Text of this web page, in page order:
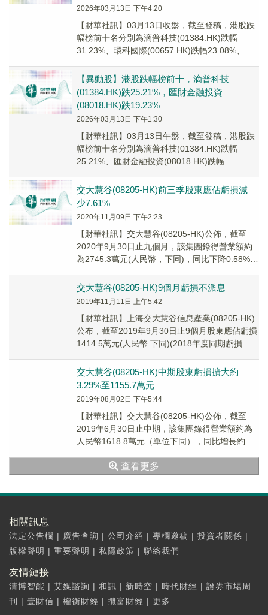
2026年03月13日 下午4:20
【財華社訊】03月13日收盤，截至發稿，港股跌
幅榜前十名分別為滴普科技(01384.HK)跌幅
31.23%、環科國際(00657.HK)跌幅23.08%、錦
【異動股】港股跌幅榜前十，滴普科技
(01384.HK)跌25.21%，匯財金融投資
(08018.HK)跌19.23%
2026年03月13日 下午1:30
【財華社訊】03月13日午盤，截至發稿，港股跌
幅榜前十名分別為滴普科技(01384.HK)跌幅
25.21%、匯財金融投資(08018.HK)跌幅
交大慧谷(08205-HK)前三季股東應佔虧損減
少7.61%
2020年11月09日 下午2:23
【財華社訊】交大慧谷(08205-HK)公佈，截至
2020年9月30日止九個月，該集團錄得營業額約
為2745.3萬元(人民幣，下同)，同比下降0.58%。
交大慧谷(08205-HK)9個月虧損不派息
2019年11月11日 上午5:42
【財華社訊】上海交大慧谷信息產業(08205-HK)
公布，截至2019年9月30日止9個月股東應佔虧損
1414.5萬元(人民幣.下同)(2018年度同期虧損
交大慧谷(08205-HK)中期股東虧損擴大約
3.29%至1155.7萬元
2019年08月02日 下午5:44
【財華社訊】交大慧谷(08205-HK)公佈，截至
2019年6月30日止中期，該集團錄得營業額約為
人民幣1618.8萬元（單位下同），同比增長約
查看更多
相關訊息
法定公告欄 | 廣告查詢 | 公司介紹 | 專欄邀稿 | 投資者關係 |
版權聲明 | 重要聲明 | 私隱政策 | 聯絡我們
友情鏈接
清博智能 | 艾媒諮詢 | 和訊 | 新時空 | 時代財經 | 證券市場周
刊
| 壹財信 | 權衡財經 | 攬富財經 | 更多...